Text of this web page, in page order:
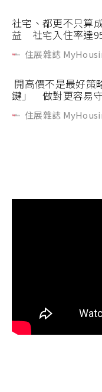
社宅、都更不只算
益 社宅入住率達
住展雜誌
開高價不是最好策
鍵」 做對更容易
住展雜誌